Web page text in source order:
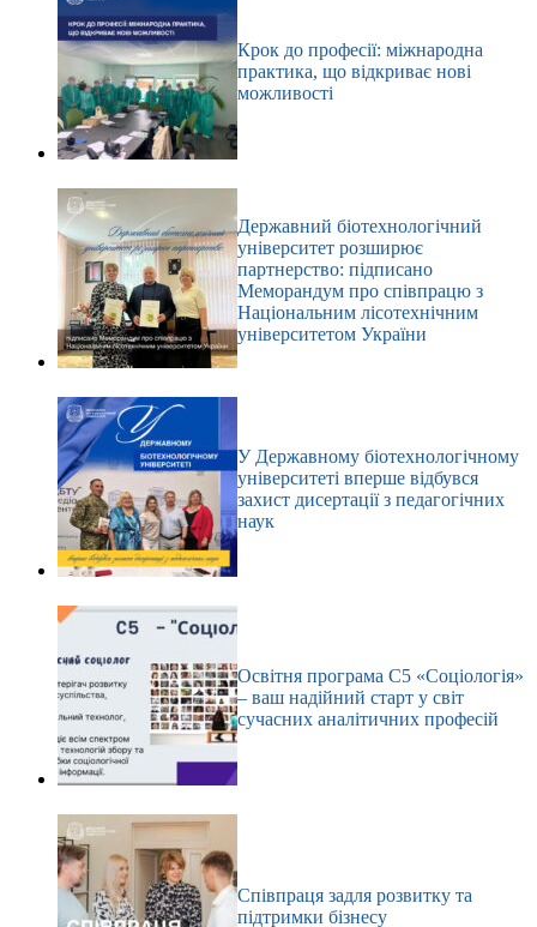
Крок до професії: міжнародна
практика, що відкриває нові
можливості
Державний біотехнологічний
університет розширює
партнерство: підписано
Меморандум про співпрацю з
Національним лісотехнічним
університетом України
У Державному біотехнологічному
університеті вперше відбувся
захист дисертації з педагогічних
наук
Освітня програма С5 «Соціологія»
– ваш надійний старт у світ
сучасних аналітичних професій
Співпраця задля розвитку та
підтримки бізнесу